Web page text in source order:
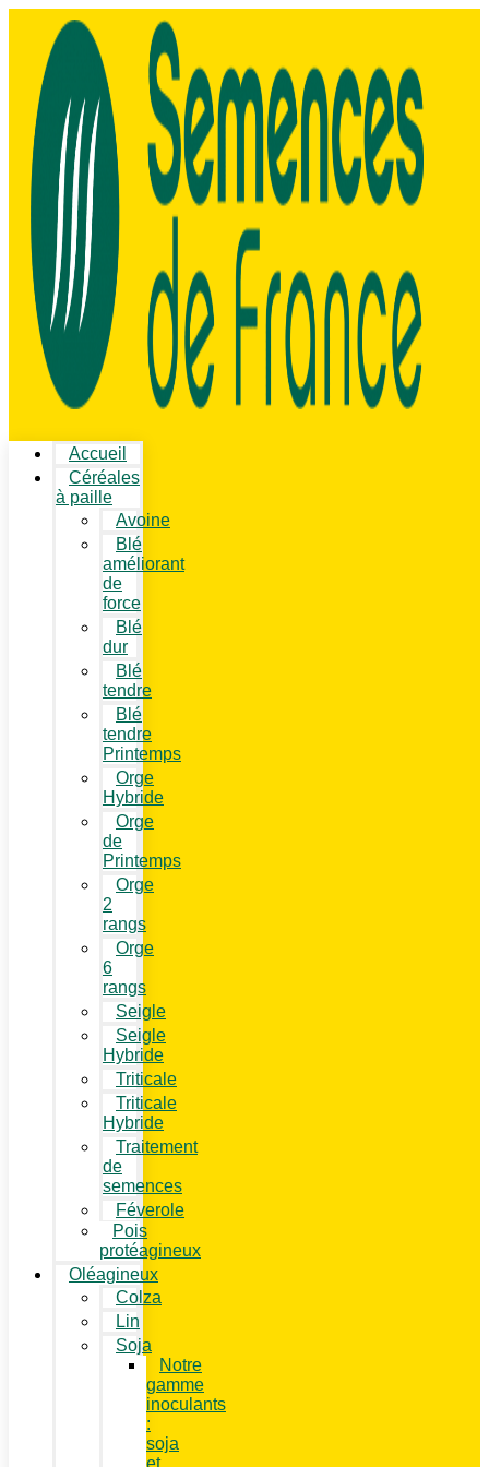
Accueil
Céréales
à paille
Avoine
Blé
améliorant
de
force
Blé
dur
Blé
tendre
Blé
tendre
Printemps
Orge
Hybride
Orge
de
Printemps
Orge
2
rangs
Orge
6
rangs
Seigle
Seigle
Hybride
Triticale
Triticale
Hybride
Traitement
de
semences
Féverole
Pois
protéagineux
Oléagineux
Colza
Lin
Soja
Notre
gamme
inoculants
:
soja
et